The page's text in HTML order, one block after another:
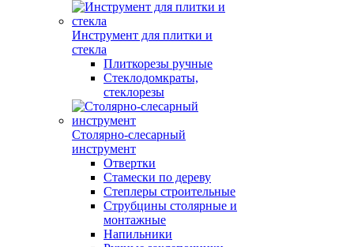
Инструмент для плитки и
стекла
Плиткорезы ручные
Стеклодомкраты,
стеклорезы
Столярно-слесарный
инструмент
Отвертки
Стамески по дереву
Степлеры строительные
Струбцины столярные и
монтажные
Напильники